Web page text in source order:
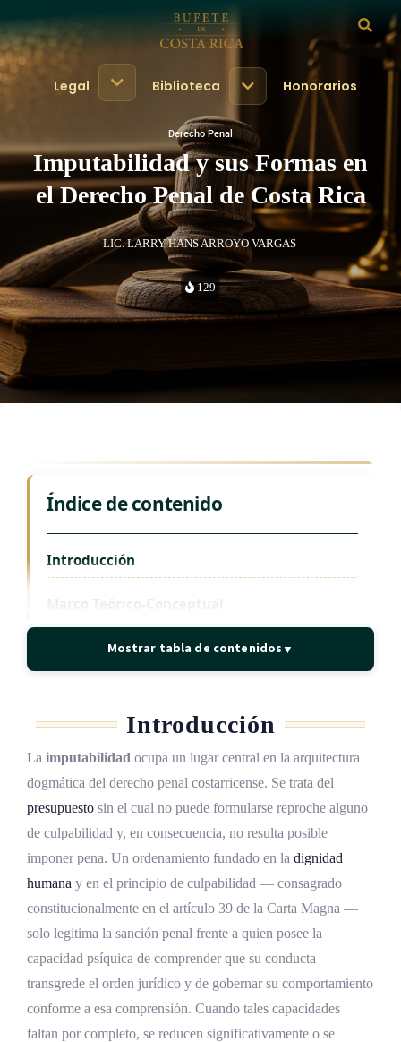
Legal Biblioteca Honorarios
Derecho Penal
Imputabilidad y sus Formas en
el Derecho Penal de Costa Rica
LIC. LARRY HANS ARROYO VARGAS
129
Índice de contenido
Introducción
Marco Teórico-Conceptual
Código Penal costarricense
El principio de coincidencia y el momento de
la evaluación
Culpabilidad e imputabilidad en el marco
constitucional
Desarrollo Histórico
Antecedentes en el derecho comparado
Evolución en el ordenamiento costarricense
Marco Normativo
Instrumentos internacionales aplicables
Mostrar tabla de contenidos▼
Introducción
La imputabilidad ocupa un lugar central en la arquitectura
dogmática del derecho penal costarricense. Se trata del
presupuesto sin el cual no puede formularse reproche alguno
de culpabilidad y, en consecuencia, no resulta posible
imponer pena. Un ordenamiento fundado en la dignidad
humana y en el principio de culpabilidad — consagrado
constitucionalmente en el artículo 39 de la Carta Magna —
solo legitima la sanción penal frente a quien posee la
capacidad psíquica de comprender que su conducta
transgrede el orden jurídico y de gobernar su comportamiento
conforme a esa comprensión. Cuando tales capacidades
faltan por completo, se reducen significativamente o se